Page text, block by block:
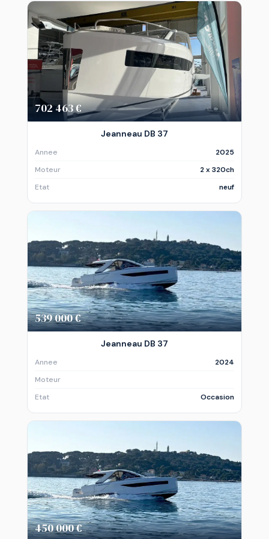
702 463 €
Jeanneau DB 37
Annee
2025
Moteur
2 x 320ch
Etat
neuf
539 000 €
Jeanneau DB 37
Annee
2024
Moteur
Etat
Occasion
450 000 €